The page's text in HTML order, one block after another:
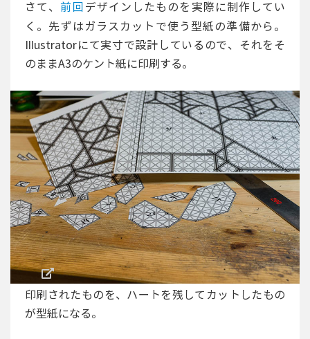
さて、前回 デザインしたものを実際に制作してい
く。先ずはガラスカットで使う型紙の準備から。
Illustratorにて実寸で設計しているので、それをそ
のままA3のケント紙に印刷する。
印刷されたものを、ハートを残してカットしたもの
が型紙になる。